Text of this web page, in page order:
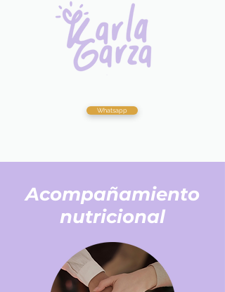
Whatsapp
Acompañamiento
nutricional